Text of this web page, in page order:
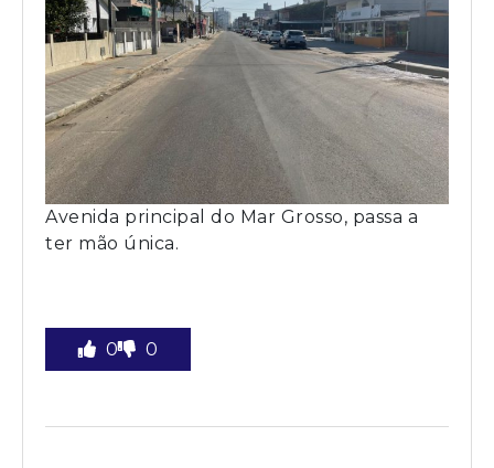
Avenida principal do Mar Grosso, passa a
ter mão única.
0 0